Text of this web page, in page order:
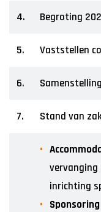
4. Begroting
5. Vaststellen
6.
7. Stand van
inrichting